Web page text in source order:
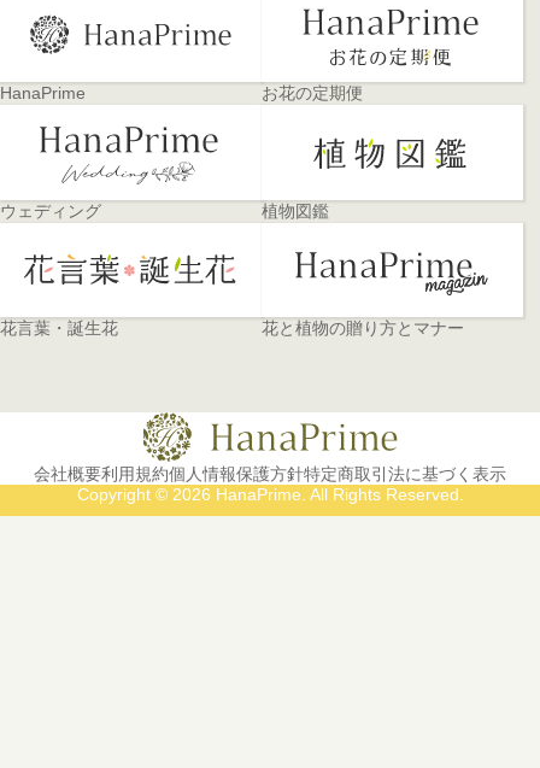
HanaPrime お花の定期便
ウェディング 植物図鑑
花言葉・誕生花 花と植物の贈り方とマナー
会社概要利用規約個人情報保護方針特定商取引法に基づく表示
Copyright © 2026 HanaPrime. All Rights Reserved.